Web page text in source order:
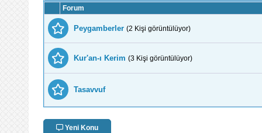
Forum
Peygamberler (2 Kişi görüntülüyor)
Kur'an-ı Kerim (3 Kişi görüntülüyor)
Tasavvuf
Yeni Konu